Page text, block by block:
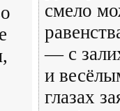
смело
— с
и
глазах